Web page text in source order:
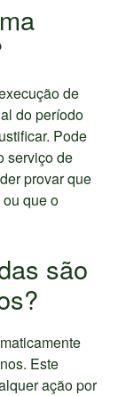
de
do período
Pode
serviço de
provar que
que o
são
Este
ação por